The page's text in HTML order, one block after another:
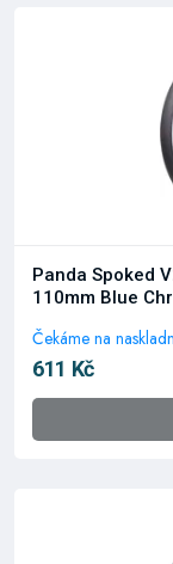
Panda Spoked
110mm Blue
Čekáme na
611 Kč